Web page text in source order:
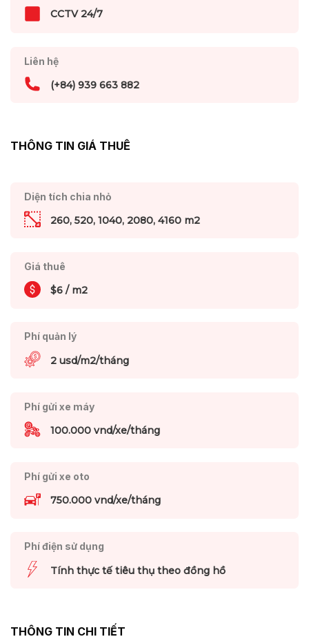
CCTV 24/7
Liên hệ
(+84) 939 663 882
THÔNG TIN GIÁ THUÊ
Diện tích chia nhỏ
260, 520, 1040, 2080, 4160 m2
Giá thuê
$6 / m2
Phí quản lý
2 usd/m2/tháng
Phí gửi xe máy
100.000 vnd/xe/tháng
Phí gửi xe oto
750.000 vnd/xe/tháng
Phí điện sử dụng
Tính thực tế tiêu thụ theo đồng hồ
THÔNG TIN CHI TIẾT